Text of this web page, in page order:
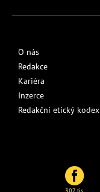
O nás
Redakce
Kariéra
Inzerce
Redakční etický kodex